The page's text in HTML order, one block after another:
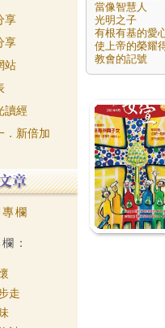
享
享
站
讀經
．新倍加
欄
：
走
名，要彼此謙
也要關心別人
他原有上帝的
反地，他自願
人的形體出現
上。 9 因此，上
的眾生都得向
同頌父上帝的
一起的時候你
更應該聽從我
得救； 13 因為
又能夠實行他
埋怨或爭論，
無邪，作上帝
像星星照耀天
在基督再來的
一切的辛勞不
作為奠祭，澆
樂，而且要跟
喜樂，也讓我
不久能夠差提
而獲得安慰。
的人。 21 別人
但是提摩太的
當像智慧人
光明之子
有根有基的愛
使上帝的榮耀
教會的記號